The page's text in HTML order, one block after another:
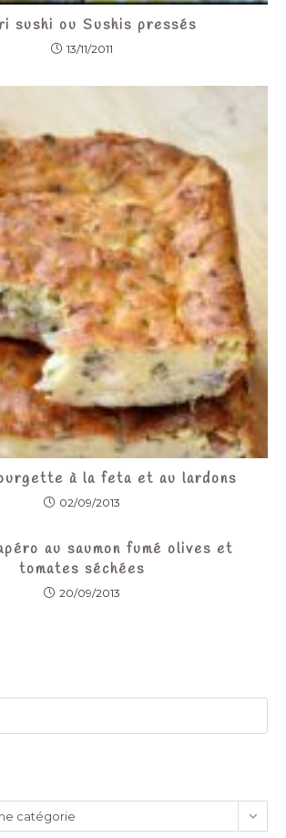
sushi ou Sushis pressés
13/11/2011
à la feta et au lardons
02/09/2013
au saumon fumé olives et
tomates séchées
20/09/2013
catégorie